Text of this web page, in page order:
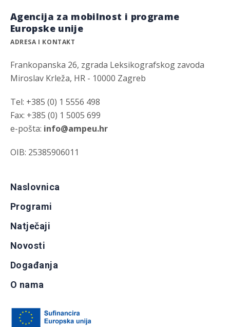
Agencija za mobilnost i programe
Europske unije
ADRESA I KONTAKT
Frankopanska 26, zgrada Leksikografskog zavoda
Miroslav Krleža, HR - 10000 Zagreb
Tel: +385 (0) 1 5556 498
Fax: +385 (0) 1 5005 699
e-pošta: info@ampeu.hr
OIB: 25385906011
Naslovnica
Programi
Natječaji
Novosti
Događanja
O nama